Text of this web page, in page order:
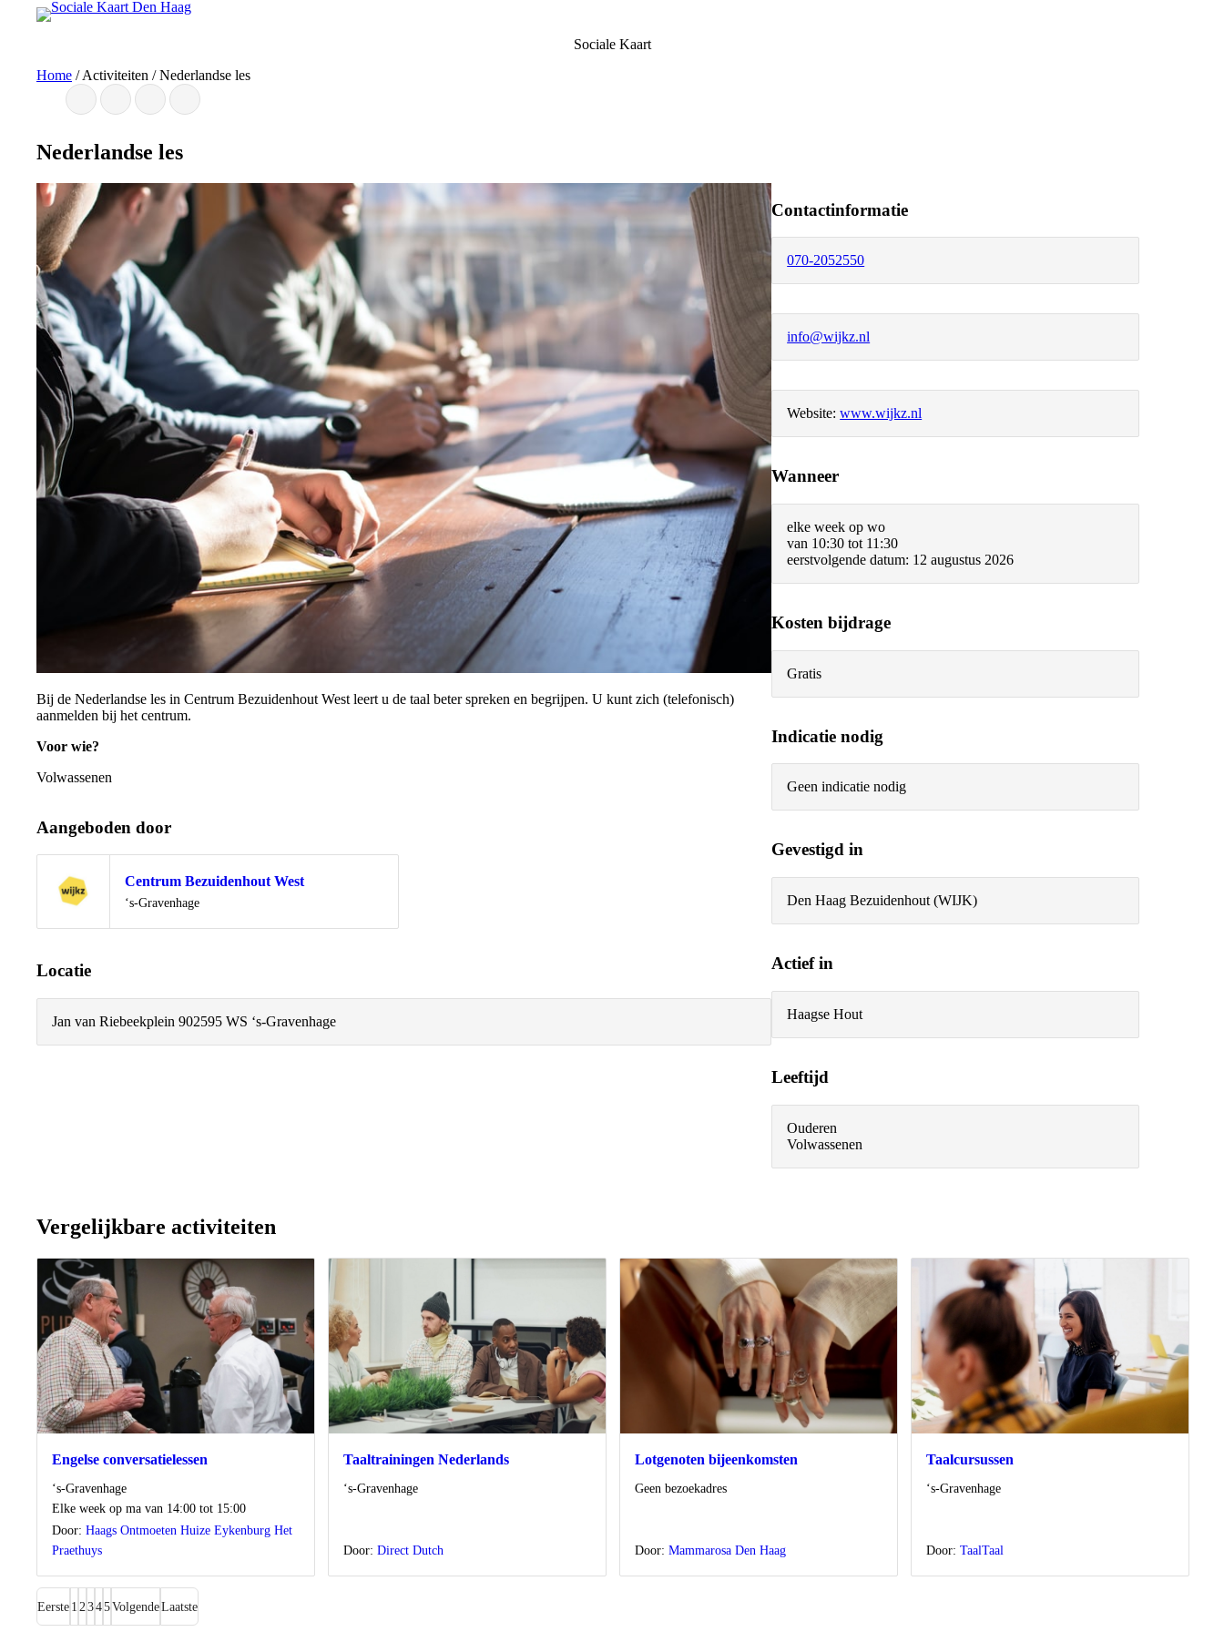
Sociale Kaart
Home /Activiteiten /Nederlandse les
Nederlandse les
Bij de Nederlandse les in Centrum Bezuidenhout West leert u de taal beter spreken en begrijpen. U kunt zich (telefonisch)
aanmelden bij het centrum.
Voor wie?
Volwassenen
Aangeboden door
Centrum Bezuidenhout West
Locatie
‘s-Gravenhage
Locatie
Jan van Riebeekplein 902595 WS ‘s-Gravenhage
Contactinformatie
070-2052550
info@wijkz.nl
Website: www.wijkz.nl
Wanneer
elke week op wo
van 10:30 tot 11:30
eerstvolgende datum: 12 augustus 2026
Kosten bijdrage
Gratis
Indicatie nodig
Geen indicatie nodig
Gevestigd in
Den Haag Bezuidenhout (WIJK)
Actief in
Haagse Hout
Leeftijd
Ouderen
Volwassenen
Vergelijkbare activiteiten
Engelse conversatielessen
Locatie
‘s-Gravenhage
Wanneer
Elke week op ma van 14:00 tot 15:00
Door: Haags Ontmoeten Huize Eykenburg Het
Praethuys
Taaltrainingen Nederlands
Locatie
‘s-Gravenhage
Door: Direct Dutch
Lotgenoten bijeenkomsten
Locatie
Geen bezoekadres
Door: Mammarosa Den Haag
Taalcursussen
Locatie
‘s-Gravenhage
Door: TaalTaal
Eerste 1 2 345VolgendeLaatste